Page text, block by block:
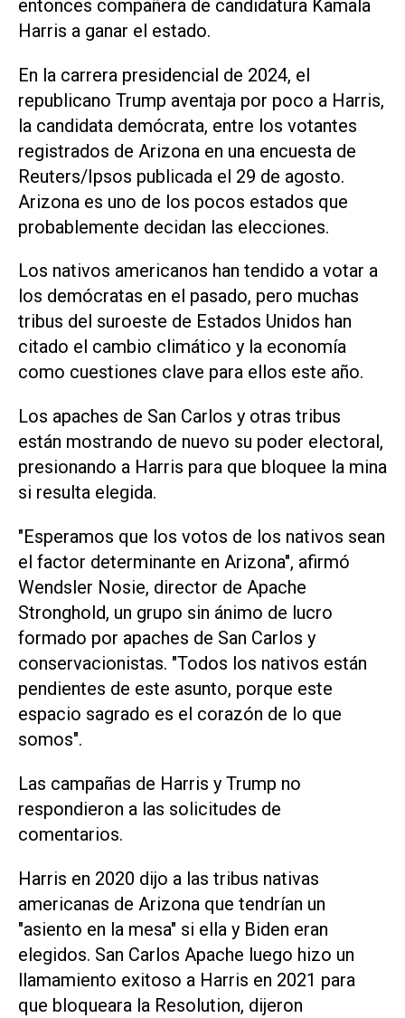
entonces compañera de candidatura Kamala
Harris a ganar el estado.
En la carrera presidencial de 2024, el
republicano Trump aventaja por poco a Harris,
la candidata demócrata, entre los votantes
registrados de Arizona en una encuesta de
Reuters/Ipsos publicada el 29 de agosto.
Arizona es uno de los pocos estados que
probablemente decidan las elecciones.
Los nativos americanos han tendido a votar a
los demócratas en el pasado, pero muchas
tribus del suroeste de Estados Unidos han
citado el cambio climático y la economía
como cuestiones clave para ellos este año.
Los apaches de San Carlos y otras tribus
están mostrando de nuevo su poder electoral,
presionando a Harris para que bloquee la mina
si resulta elegida.
"Esperamos que los votos de los nativos sean
el factor determinante en Arizona", afirmó
Wendsler Nosie, director de Apache
Stronghold, un grupo sin ánimo de lucro
formado por apaches de San Carlos y
conservacionistas. "Todos los nativos están
pendientes de este asunto, porque este
espacio sagrado es el corazón de lo que
somos".
Las campañas de Harris y Trump no
respondieron a las solicitudes de
comentarios.
Harris en 2020 dijo a las tribus nativas
americanas de Arizona que tendrían un
"asiento en la mesa" si ella y Biden eran
elegidos. San Carlos Apache luego hizo un
llamamiento exitoso a Harris en 2021 para
que bloqueara la Resolution, dijeron